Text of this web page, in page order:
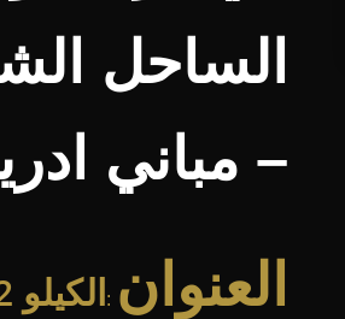
الساحل
– مباني
العنوان :